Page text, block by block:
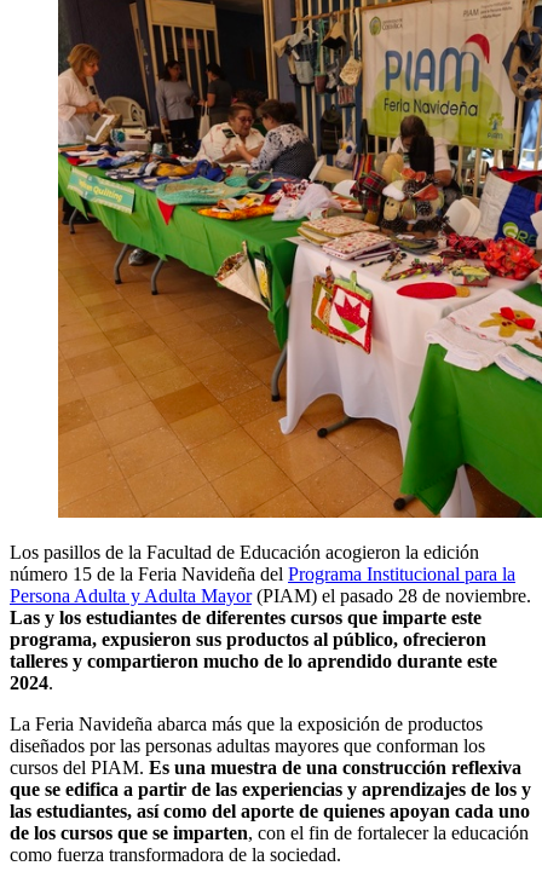
Los pasillos de la Facultad de Educación acogieron la edición
número 15 de la Feria Navideña del Programa Institucional para la
Persona Adulta y Adulta Mayor(PIAM) el pasado 28 de noviembre.
Las y los estudiantes de diferentes cursos que imparte este
programa, expusieron sus productos al público, ofrecieron
talleres y compartieron mucho de lo aprendido durante este
2024.
La Feria Navideña abarca más que la exposición de productos
diseñados por las personas adultas mayores que conforman los
cursos del PIAM. Es una muestra de una construcción reflexiva
que se edifica a partir de las experiencias y aprendizajes de los y
las estudiantes, así como del aporte de quienes apoyan cada uno
de los cursos que se imparten, con el fin de fortalecer la educación
como fuerza transformadora de la sociedad.